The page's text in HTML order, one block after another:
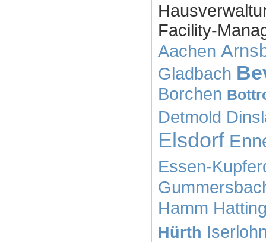
Facility-
Aachen
Gladbach
Borchen
Detmold
Elsdorf
Essen-
Hamm
Hürth